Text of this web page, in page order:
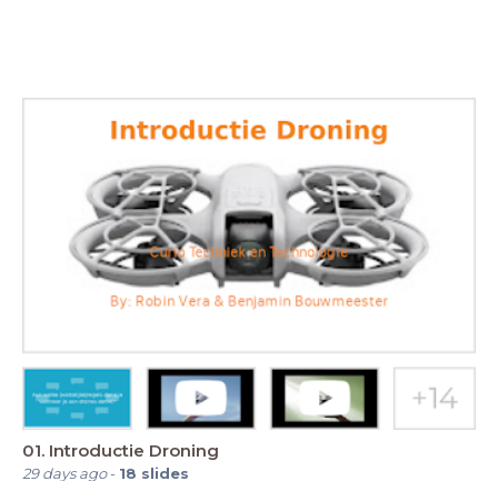
01. Introductie Droning
29 days ago- 18 slides